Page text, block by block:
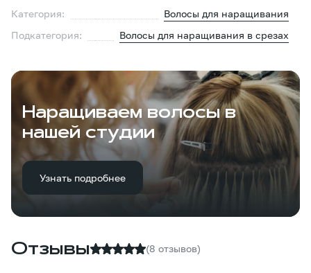
Категория:
Волосы для наращивания
Подкатегория:
Волосы для наращивания в срезах
Наращиваем волосы в
нашей студии
Узнать подробнее
Отзывы (8 отзывов)